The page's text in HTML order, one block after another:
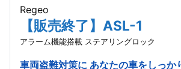
Regeo
【販売終了】ASL-1
アラーム機能搭載 ステアリングロック
車両盗難対策に あなたの車をしっか